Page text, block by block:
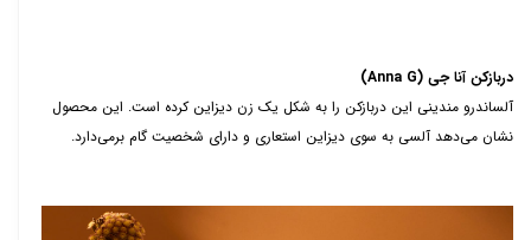
دربازکن آنا جی (Anna G
)
آلساندرو مندینی این دربازکن را به شکل یک زن دیزاین کرده است. این محصول
نشان می‌دهد آلسی به سوی دیزاین استعاری و دارای شخصیت گام برمی‌دارد.